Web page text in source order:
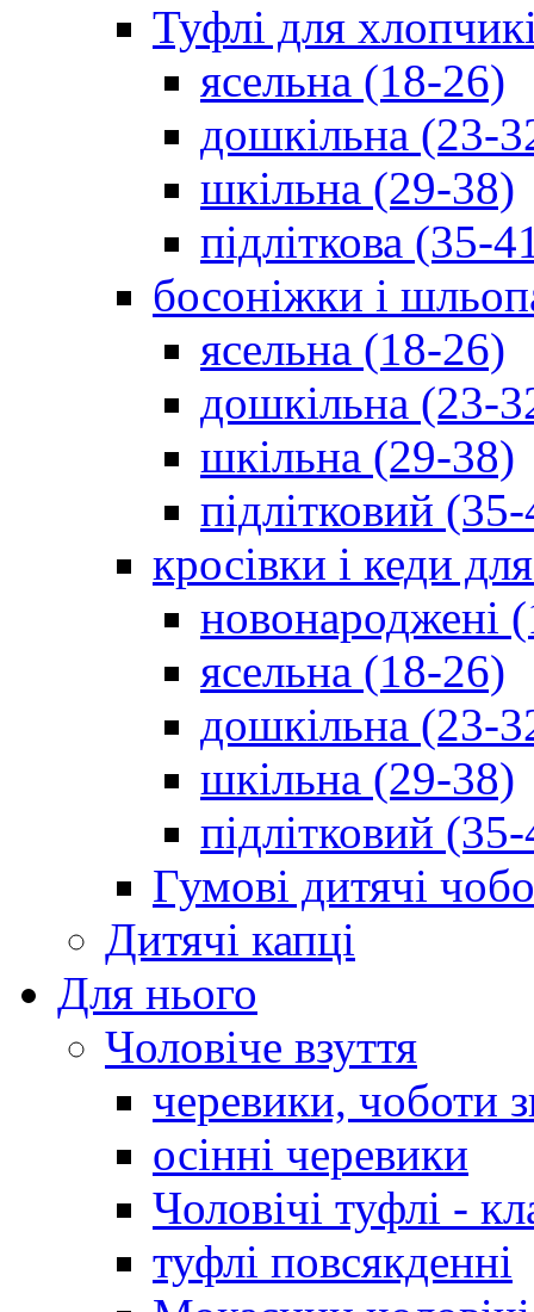
Туфлі для
ясельна (18-26)
дошкільна (23-
шкільна (29-38)
підліткова (35-
босоніжки і
ясельна (18-26)
дошкільна (23-
шкільна (29-38)
підлітковий
кросівки і кеди
новонароджені
ясельна (18-26)
дошкільна (23-
шкільна (29-38)
підлітковий
Гумові дитячі
Дитячі капці
Для нього
Чоловіче взуття
черевики, чоботи
осінні черевики
Чоловічі туфлі -
туфлі повсякденні